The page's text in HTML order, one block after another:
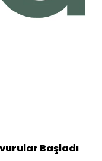
Başladı